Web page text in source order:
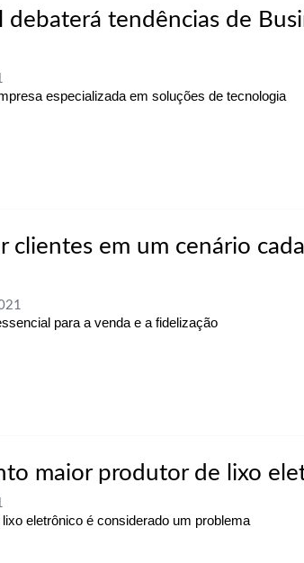
debaterá tendências de
especializada em soluções de tecnologia
clientes em um cenário
para a venda e a fidelização
maior produtor de lixo
eletrônico é considerado um problema